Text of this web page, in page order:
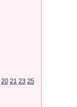
20 21 23 25